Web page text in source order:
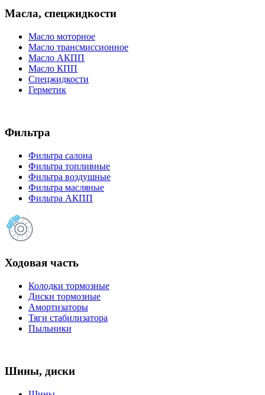
Масла, спецжидкости
Масло моторное
Масло трансмиссионное
Масло АКПП
Масло КПП
Спецжидкости
Герметик
Фильтра
Фильтра салона
Фильтра топливные
Фильтра воздушные
Фильтра масляные
Фильтра АКПП
Ходовая часть
Колодки тормозные
Диски тормозные
Амортизаторы
Тяги стабилизатора
Пыльники
Шины, диски